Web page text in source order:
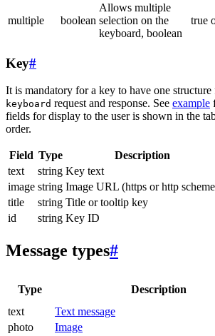
multiple boolean
Allows multiple
selection on the
keyboard, boolean
true
Key#
It is mandatory for a key to have one
keyboard request and response. See example
fields for display to the user is shown in the
order.
Field Type Description
text
string Key text
image string Image URL (https or http
title
string Title or tooltip key
id
string Key ID
Message types#
Type Description
text
Text message
photo
Image